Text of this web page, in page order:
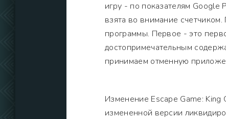
игру - по показателям
взята во внимание
программы. Первое - это
достопримечательным
принимаем отменную
Изменение Escape Game:
измененной версии